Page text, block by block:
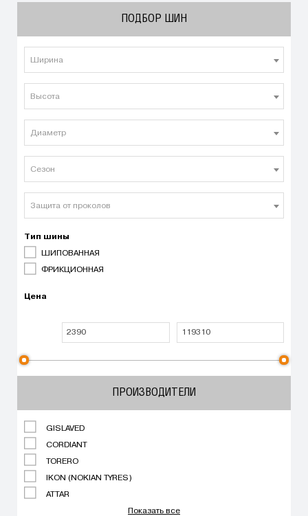
ПОДБОР ШИН
Ширина
Высота
Диаметр
Сезон
Защита от проколов
Тип шины
ШИПОВАННАЯ
ФРИКЦИОННАЯ
Цена
ПРОИЗВОДИТЕЛИ
GISLAVED
CORDIANT
TORERO
IKON (NOKIAN TYRES)
ATTAR
Показать все